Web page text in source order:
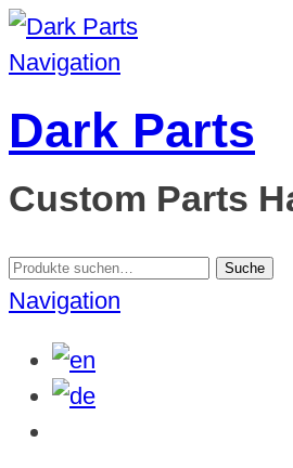
Navigation
Dark Parts
Custom Parts
Suche
nach:
Suche
Navigation